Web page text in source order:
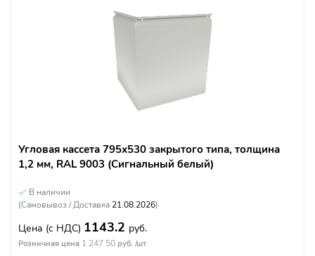
Угловая кассета 795х530 закрытого типа, толщина
1,2 мм, RAL 9003 (Сигнальный белый)
В наличии
(Самовывоз / Доставка 21.08.2026)
Цена (с НДС) 1143.2 руб.
Розничная цена 1 247.50 руб. /шт